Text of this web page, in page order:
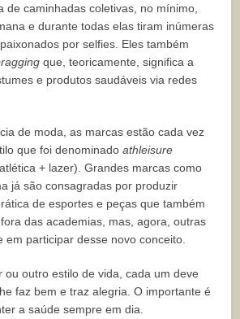
de caminhadas coletivas, no mínimo,
e durante todas elas tiram inúmeras
por selfies. Eles também
que, teoricamente, significa a
e produtos saudáveis via redes
de moda, as marcas estão cada vez
que foi denominadoathleisure
+ lazer). Grandes marcas como
já são consagradas por produzir
de esportes e peças que também
das academias, mas, agora, outras
em participar desse novo conceito.
ou outro estilo de vida, cada um deve
faz bem e traz alegria. O importante é
a saúde sempre em dia.